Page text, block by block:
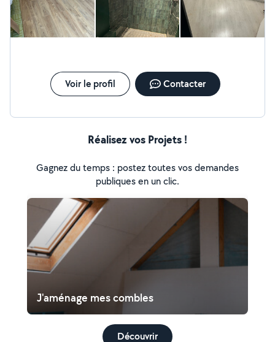
Voir le profil Contacter
Réalisez vos Projets !
Gagnez du temps : postez toutes vos demandes
publiques en un clic.
J'aménage mes combles
Découvrir